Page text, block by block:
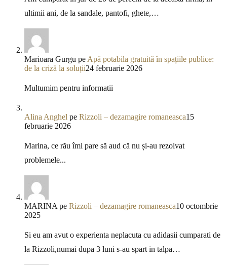
ultimii ani, de la sandale, pantofi, ghete,…
Marioara Gurgu pe Apă potabila gratuită în spațiile publice:
de la criză la soluții24 februarie 2026
Multumim pentru informatii
Alina Anghel pe Rizzoli – dezamagire romaneasca15
februarie 2026
Marina, ce rău îmi pare să aud că nu și-au rezolvat
problemele...
MARINA pe Rizzoli – dezamagire romaneasca10 octombrie
2025
Si eu am avut o experienta neplacuta cu adidasii cumparati de
la Rizzoli,numai dupa 3 luni s-au spart in talpa…